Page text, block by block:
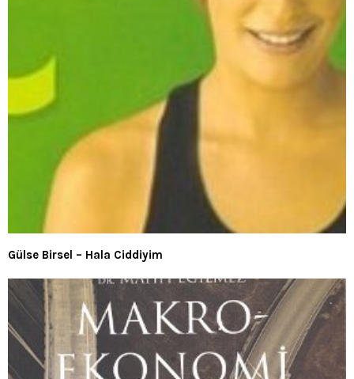
Gülse Birsel – Hala Ciddiyim